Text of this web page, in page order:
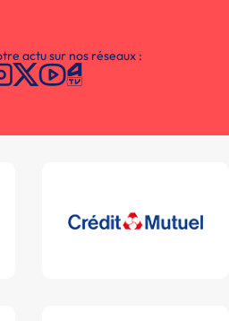
actu sur nos réseaux :